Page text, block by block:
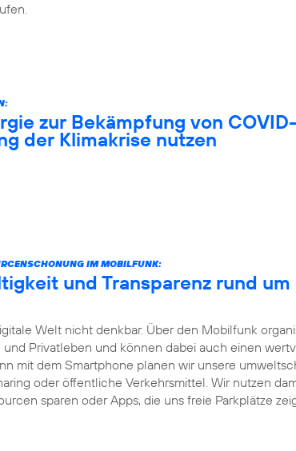
zur Bekämpfung von
der Klimakrise nutzen
IM MOBILFUNK:
und Transparenz rund um
Welt nicht denkbar. Über den Mobilfunk
Privatleben und können dabei auch einen
mit dem Smartphone planen wir unsere
oder öffentliche Verkehrsmittel. Wir nutzen
sparen oder Apps, die uns freie Parkplätze